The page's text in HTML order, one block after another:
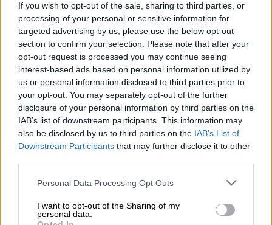
If you wish to opt-out of the sale, sharing to third parties, or
processing of your personal or sensitive information for
targeted advertising by us, please use the below opt-out
section to confirm your selection. Please note that after your
opt-out request is processed you may continue seeing
interest-based ads based on personal information utilized by
us or personal information disclosed to third parties prior to
your opt-out. You may separately opt-out of the further
disclosure of your personal information by third parties on the
IAB’s list of downstream participants. This information may
also be disclosed by us to third parties on the IAB’s List of
Downstream Participants that may further disclose it to other
Please note that this website/app uses one or more Google
not limited to your visit or usage behaviour. You may click to
grant or deny consent to Google and its third-party tags to
Personal Data Processing Opt Outs
I want to opt-out of the Sharing of my
personal data.
ενοίκιο στα βόρεια προάστια
διαμορφωνόταν σε 845 ευρώ. Αυτό σημαίνει
ότι οι τιμές στην αρχή της πανδημίας ήταν
κατά 100 ευρώ χαμηλότερες σε σχέση με
σήμερα.
Όσον αφορά τιςτιμές πώλησης στα βόρεια
προάστια, πλέον ανέρχονται σε περίπου
2.500 ευρώ/τ.μ. καταγράφοντας αύξηση της
τάξης του 10%σε σχέση με το πρώτο
τρίμηνο.
περιοχές της Αθήνας.Στα νότια προάστια οι